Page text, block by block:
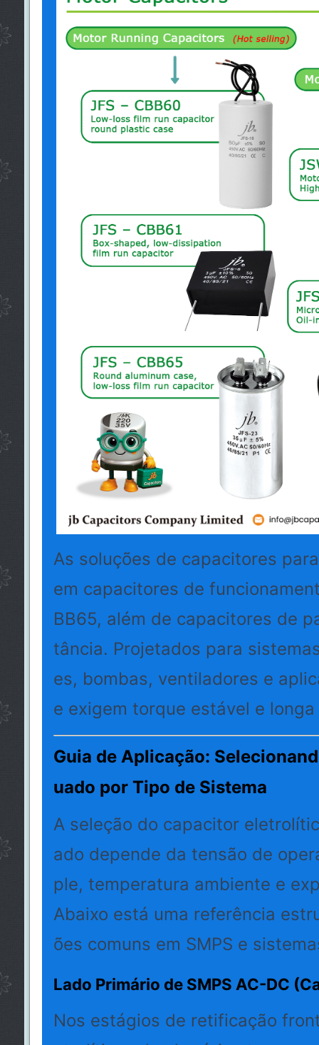
As soluções de capacitores
em capacitores de
BB65, além de capacitores de
tância. Projetados para
es, bombas, ventiladores e
e exigem torque estável e
Guia de Aplicação:
uado por Tipo de Sistema
A seleção do capacitor
ado depende da tensão de
ple, temperatura ambiente e
Abaixo está uma referência
ões comuns em SMPS e
Lado Primário de SMPS AC-DC
Nos estágios de retificação